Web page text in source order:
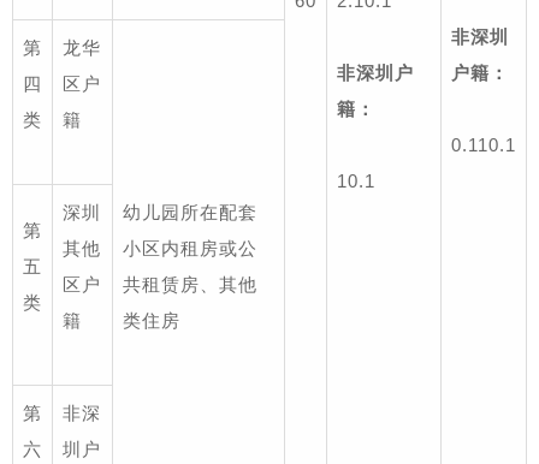
非深圳户
籍：
10.1
非深圳
户籍：
0.110.1
第
四
类
龙华
区户
籍
幼儿园所在配套
小区内租房或公
共租赁房、其他
类住房
第
五
类
深圳
其他
区户
籍
第
六
非深
圳户